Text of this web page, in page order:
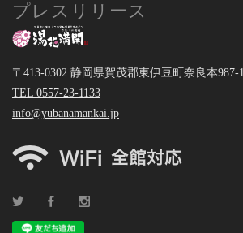
プレスリリース
〒413-0302 静岡県賀茂郡東伊豆町奈良本987-1
TEL 0557-23-1133
info@yubanamankai.jp